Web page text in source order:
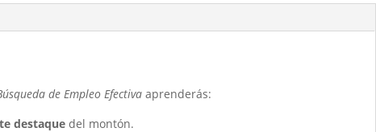
de Empleo Efectivaaprenderás:
destaquedel montón.